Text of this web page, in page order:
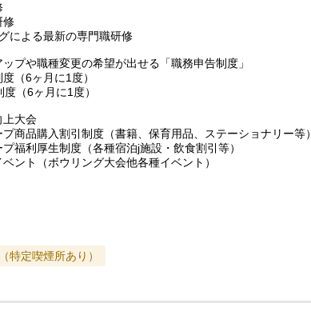
修
による最新の専門職研修
ップや職種変更の希望が出せる「職務申告制度」
度（6ヶ月に1度）
度（6ヶ月に1度）
上大会
プ商品購入割引制度（書籍、保育用品、ステーショナリー等）
プ福利厚生制度（各種宿泊j施設・飲食割引等）
ベント（ボウリング大会他各種イベント）
特定喫煙所あり）